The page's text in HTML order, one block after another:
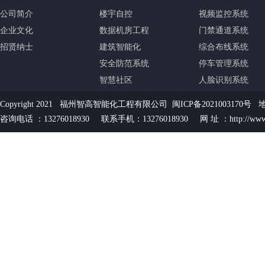
公司简介
企业文化
招贤纳士
楼宇自控
数据机房工程
建筑智能化
安全防范系统
智慧社区
视频监控系统
门禁通道系统
综合布线系统
停车管理系统
人脸识别系统
Copyright 2021 福州智高智能化工程有限公司 闽ICP备2021003170号
咨询电话 ：13276018930 联系手机：13276018930 网 址 ：http://